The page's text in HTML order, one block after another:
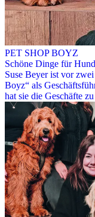
PET SHOP BOYZ
Schöne Dinge für
Suse Beyer ist vor
Boyz“ als
hat sie die Geschäfte